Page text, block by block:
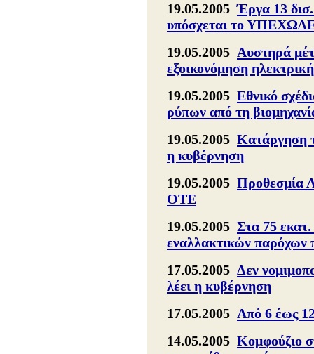
19.05.2005Έργα 13
υπόσχεται το
19.05.2005 Αυστηρά
εξοικονόμηση
19.05.2005 Εθνικό
ρύπων από τη
19.05.2005 Κατάργηση
η κυβέρνηση
19.05.2005 Προθεσμία
ΟΤΕ
19.05.2005 Στα 75
εναλλακτικών
17.05.2005 Δεν
λέει η κυβέρνηση
17.05.2005 Από 6 έως
14.05.2005 Κομφούζιο